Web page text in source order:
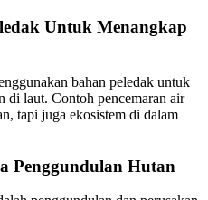
Untuk Menangkap
bahan peledak untuk
di laut. Contoh pencemaran air
tapi juga ekosistem di dalam
Penggundulan Hutan